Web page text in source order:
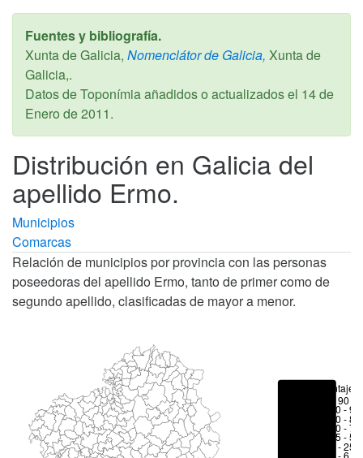
Fuentes y bibliografía.
Xunta de Galicia, Nomenclátor de Galicia, Xunta de
Galicia,.
Datos de Toponímia añadidos o actualizados el 14 de
Enero de 2011.
Distribución en Galicia del
apellido Ermo.
Municipios
Comarcas
Relación de municipios por provincia con las personas
poseedoras del apellido Ermo, tanto de primer como de
segundo apellido, clasificadas de mayor a menor.
Porcentajes
> 90 %
80 -
70 -
50 -
25 -
6 - 25
1 - 6 %